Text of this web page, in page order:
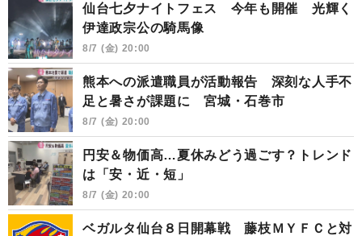
仙台七夕ナイトフェス 今年も開催 光輝く
伊達政宗公の騎馬像
8/7 (金) 20:00
熊本への派遣職員が活動報告 深刻な人手不
足と暑さが課題に 宮城・石巻市
8/7 (金) 20:00
円安＆物価高…夏休みどう過ごす？トレンド
は「安・近・短」
8/7 (金) 20:00
ベガルタ仙台８日開幕戦 藤枝ＭＹＦＣと対